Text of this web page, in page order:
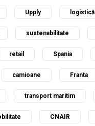
Upply logistică
sustenabilitate
retail Spania
camioane Franta
transport maritim
CNAIR